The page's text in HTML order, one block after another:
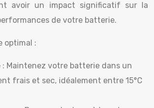
avoir un impact significatif sur la
de votre batterie.
optimal :
: Maintenez votre batterie dans un
frais et sec, idéalement entre 15°C